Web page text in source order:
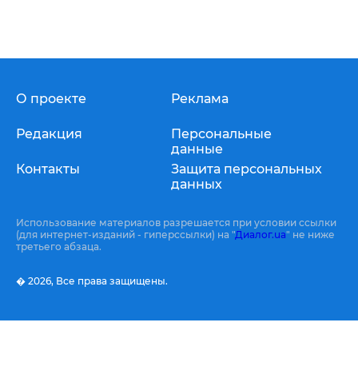
О проекте
Редакция
Контакты
Реклама
Персональные
данные
Защита персональных
данных
Использование материалов разрешается при условии ссылки
(для интернет-изданий - гиперссылки) на "Диалог.ua" не ниже
третьего абзаца.
� 2026, Все права защищены.